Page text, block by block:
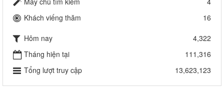
vực giáo dục đào tạo thuộc hệ giáo dục quốc dân và cơ sở
và Đào tạo, Ủy ban nhân dân cấp huyện
Quyết định công bố thủ tục hành chính bị bãi bỏ trong lĩnh vực
giáo dục đào tạo thuộc hệ giáo dục quốc dân và cơ sở giáo dục
khác thuộc thẩm quyền giải quyết của Sở Giáo dục và Đào tạo,
Khách viếng thăm
16
Hôm nay
4,322
Tháng hiện tại
111,316
Tổng lượt truy cập
13,623,123